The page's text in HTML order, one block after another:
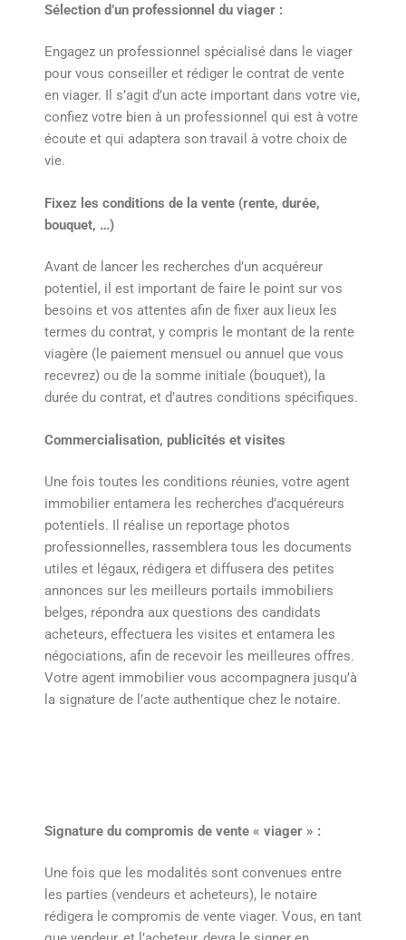
Sélection d’un professionnel du viager :
Engagez un professionnel spécialisé dans le viager
pour vous conseiller et rédiger le contrat de vente
en viager. Il s’agit d’un acte important dans votre vie,
confiez votre bien à un professionnel qui est à votre
écoute et qui adaptera son travail à votre choix de
vie.
Fixez les conditions de la vente (rente, durée,
bouquet, …)
Avant de lancer les recherches d’un acquéreur
potentiel, il est important de faire le point sur vos
besoins et vos attentes afin de fixer aux lieux les
termes du contrat, y compris le montant de la rente
viagère (le paiement mensuel ou annuel que vous
recevrez) ou de la somme initiale (bouquet), la
durée du contrat, et d’autres conditions spécifiques.
Commercialisation, publicités et visites
Une fois toutes les conditions réunies, votre agent
immobilier entamera les recherches d’acquéreurs
potentiels. Il réalise un reportage photos
professionnelles, rassemblera tous les documents
utiles et légaux, rédigera et diffusera des petites
annonces sur les meilleurs portails immobiliers
belges, répondra aux questions des candidats
acheteurs, effectuera les visites et entamera les
négociations, afin de recevoir les meilleures offres.
Votre agent immobilier vous accompagnera jusqu’à
la signature de l’acte authentique chez le notaire.
Signature du compromis de vente « viager » :
Une fois que les modalités sont convenues entre
les parties (vendeurs et acheteurs), le notaire
rédigera le compromis de vente viager. Vous, en tant